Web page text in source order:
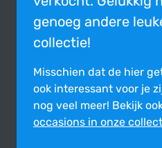
genoeg andere
collectie!
Misschien dat de hier
ook inte­res­sant voor je
nog veel meer! Bekijk
occasions in onze